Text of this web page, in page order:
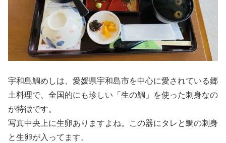
宇和島鯛めしは、愛媛県宇和島市を中心に愛されている郷
土料理で、全国的にも珍しい「生の鯛」を使った刺身なの
が特徴です。
写真中央上に生卵ありますよね。この器にタレと鯛の刺身
と生卵が入ってます。